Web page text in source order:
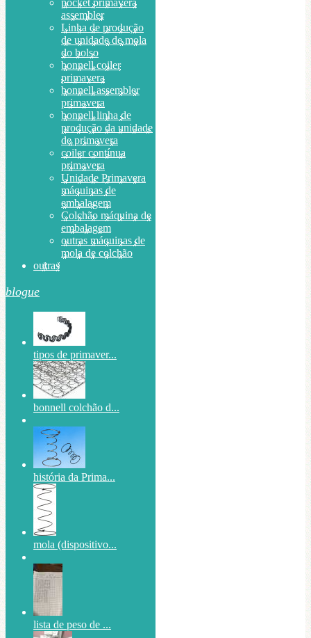
pocket primavera
assembler
Linha de produção
de unidade de mola
do bolso
bonnell coiler
primavera
bonnell assembler
primavera
bonnell linha de
produção da unidade
de primavera
coiler contínua
primavera
Unidade Primavera
máquinas de
embalagem
Colchão máquina de
embalagem
outras máquinas de
mola de colchão
outras
blogue
tipos de primaver...
bonnell colchão d...
história da Prima...
mola (dispositivo...
lista de peso de ...